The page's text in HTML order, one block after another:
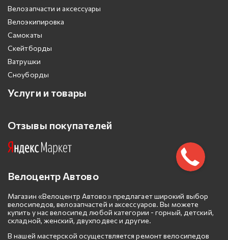
Велозапчасти и аксессуары
Велоэкипировка
Самокаты
Скейтборды
Ватрушки
Сноуборды
Услуги и товары
Отзывы покупателей
Велоцентр Автово
Магазин «Велоцентр Автово» предлагает широкий выбор
велосипедов, велозапчастей и аксессуаров. Вы можете
купить у нас велосипед любой категории - горный, детский,
складной, женский, двухподвес и другие.
В нашей мастерской осуществляется ремонт велосипедов